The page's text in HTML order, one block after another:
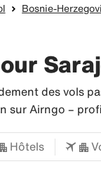
Bosnie-
des vols
sur Airngo –
Hôtels